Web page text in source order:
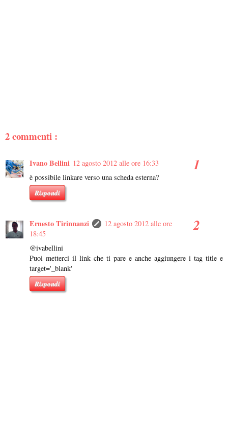
2 commenti :
Ivano Bellini 12 agosto 2012 alle ore 16:33
è possibile linkare verso una scheda esterna?
Rispondi
Ernesto Tirinnanzi
12 agosto 2012 alle ore
18:45
@ivabellini
Puoi metterci il link che ti pare e anche aggiungere i tag title e
target='_blank'
Rispondi